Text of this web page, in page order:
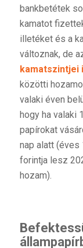
bankbetétek
kamatot
illetéket és a
változnak, de
kamatszintjei
közötti
valaki éven
hogy ha valaki
papírokat
nap alatt (éves
forintja lesz
hozam).